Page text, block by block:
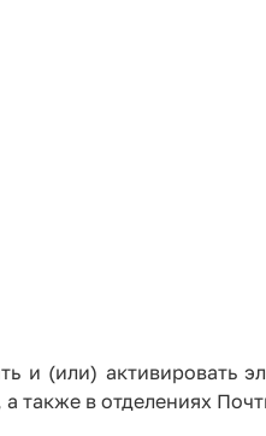
и (или) активировать
также в отделениях